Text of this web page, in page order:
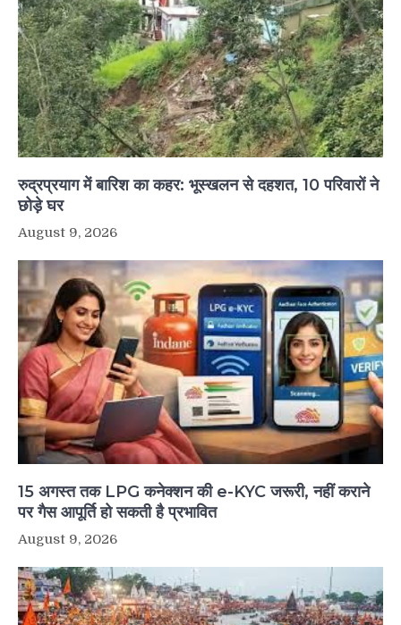
रुद्रप्रयाग में बारिश का कहर: भूस्खलन से दहशत, 10 परिवारों ने
छोड़े घर
August 9, 2026
15 अगस्त तक LPG कनेक्शन की e-KYC जरूरी, नहीं कराने
पर गैस आपूर्ति हो सकती है प्रभावित
August 9, 2026